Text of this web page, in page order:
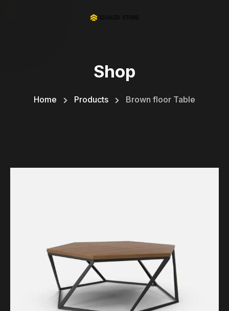
Shop
Home Products Brown floor Table